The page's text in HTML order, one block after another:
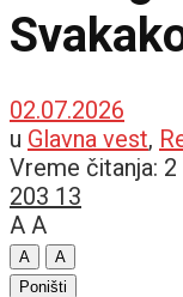
02.07.2026
u Glavna vest,
Vreme čitanja:
203 13
A A
A
A
Poništi